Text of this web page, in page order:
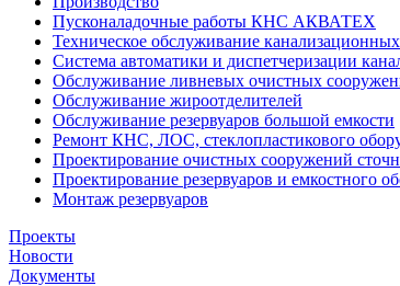
Пусконаладочные работы КНС АКВАТЕХ
Техническое обслуживание
Система автоматики и диспетчеризации
Обслуживание ливневых очистных
Обслуживание жироотделителей
Обслуживание резервуаров большой емкости
Ремонт КНС, ЛОС, стеклопластикового
Проектирование очистных сооружений
Проектирование резервуаров и емкостного
Монтаж резервуаров
Проекты
Новости
Документы